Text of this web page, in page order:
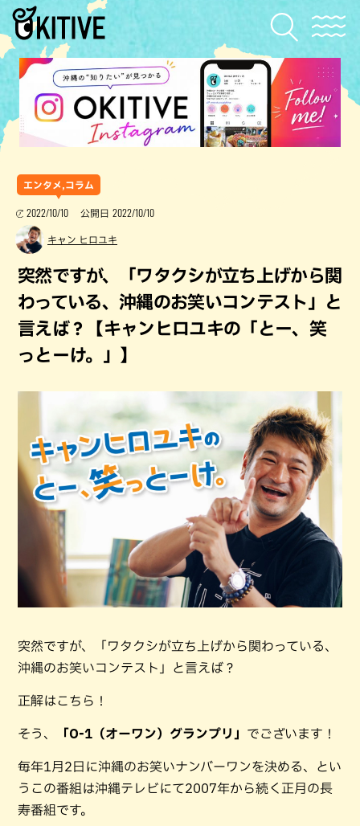
エンタメ,コラム
2022/10/10 公開日 2022/10/10
キャン ヒロユキ
突然ですが、「ワタクシが立ち上げから関
わっている、沖縄のお笑いコンテスト」と
言えば？【キャンヒロユキの「とー、笑
っとーけ。」】
突然ですが、「ワタクシが立ち上げから関わっている、
沖縄のお笑いコンテスト」と言えば？
正解はこちら！
そう、 「O-1（オーワン）グランプリ」 でございます！
毎年1月2日に沖縄のお笑いナンバーワンを決める、とい
うこの番組は沖縄テレビにて2007年から続く正月の長
寿番組です。